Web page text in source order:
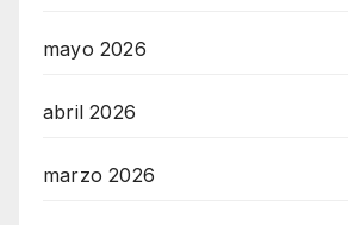
mayo 2026
abril 2026
marzo 2026